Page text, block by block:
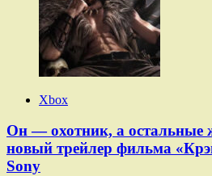
Xbox
Он — охотник, а
новый трейлер фильма
Sony